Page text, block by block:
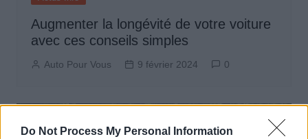
Do Not Process My Personal Information
Augmenter la longévité de votre voiture
avec ces conseils simples
Auto Pour Vous 9 février 2024 0